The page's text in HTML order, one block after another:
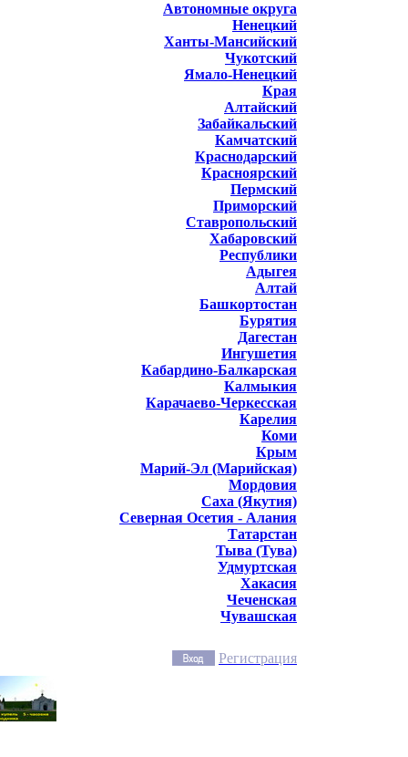
Автономные округа
Ненецкий
Ханты-Мансийский
Чукотский
Ямало-Ненецкий
Края
Алтайский
Забайкальский
Камчатский
Краснодарский
Красноярский
Пермский
Приморский
Ставропольский
Хабаровский
Республики
Адыгея
Алтай
Башкортостан
Бурятия
Дагестан
Ингушетия
Кабардино-Балкарская
Калмыкия
Карачаево-Черкесская
Карелия
Коми
Крым
Марий-Эл (Марийская)
Мордовия
Саха (Якутия)
Северная Осетия - Алания
Татарстан
Тыва (Тува)
Удмуртская
Хакасия
Чеченская
Чувашская
Регистрация